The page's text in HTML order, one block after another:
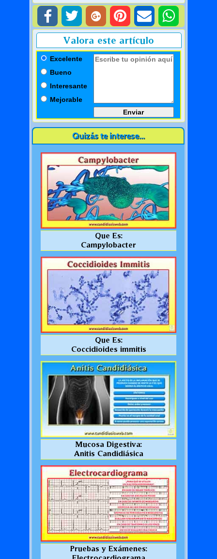
Valora este artículo
Excelente
Bueno
Interesante
Mejorable
Quizás te interese...
Que Es:
Campylobacter
Que Es:
Coccidioides immitis
Mucosa Digestiva:
Anitis Candidiásica
Pruebas y Exámenes: